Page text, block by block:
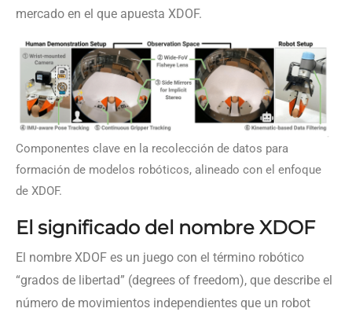
mercado en el que apuesta XDOF.
Componentes clave en la recolección de datos para
formación de modelos robóticos, alineado con el enfoque
de XDOF.
El significado del nombre XDOF
El nombre XDOF es un juego con el término robótico
“grados de libertad” (degrees of freedom), que describe el
número de movimientos independientes que un robot